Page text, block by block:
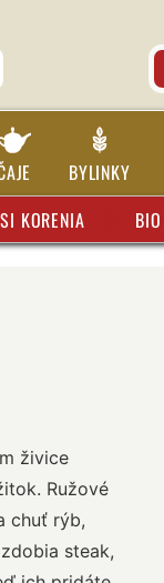
BYLINKY
KORENIA
živice
Ružové
chuť rýb,
steak,